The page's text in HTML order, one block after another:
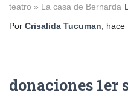
teatro » La casa de Bernarda
Por Crisalida Tucuman , hace
donaciones 1er